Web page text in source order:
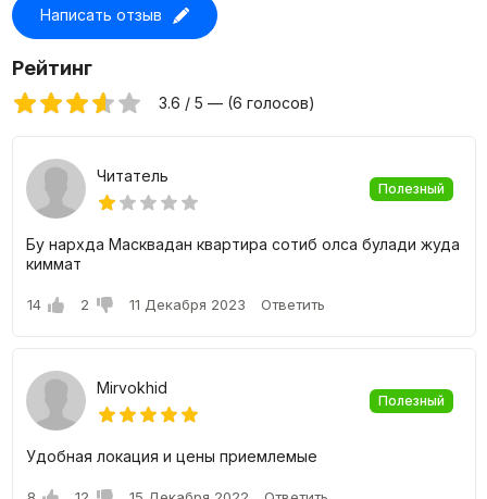
Цены на квартиры в жилом комплексе O'z
Makon
Для покупки доступны 1, 2 и 3-х комнатные квартиры с
площадью от 28 до 75 квадратных метров. Имеется
возможностью подобрать идеальную квартиру именно
под себя.
Написать отзыв
Рейтинг
3.6 / 5 — (6 голосов)
Читатель
Полезный
Бу нархда Масквадан квартира сотиб олса булади жуда
киммат
14 2 11 Декабря 2023 Ответить
Mirvokhid
Полезный
Удобная локация и цены приемлемые